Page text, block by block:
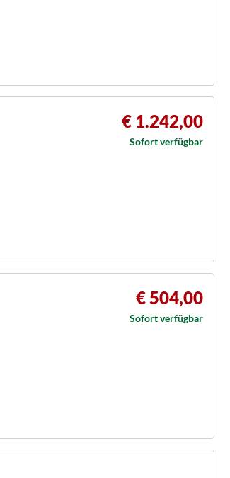
€ 1.242,00
Sofort verfügbar
€ 504,00
Sofort verfügbar